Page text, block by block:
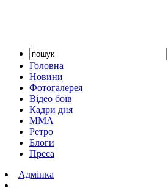
Головна
Новини
Фотогалерея
Відео боїв
Кадри дня
ММА
Ретро
Блоги
Преса
Адмінка